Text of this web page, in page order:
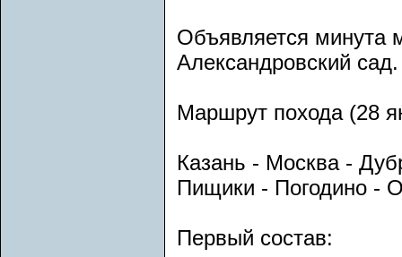
Объявляется минута
Александровский сад.
Маршрут похода (28
Казань - Москва -
Пищики - Погодино -
Первый состав: